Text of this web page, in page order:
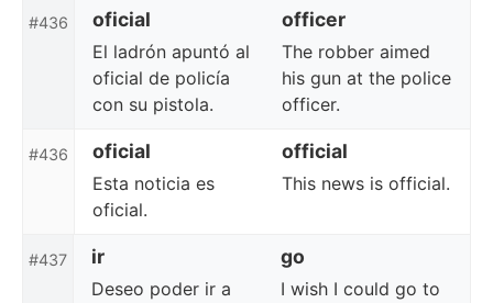
#436 oficial officer
El ladrón apuntó al
oficial de policía
con su pistola.
The robber aimed
his gun at the police
officer.
#436 oficial official
Esta noticia es
oficial.
This news is official.
#437 ir go
Deseo poder ir a
I wish I could go to